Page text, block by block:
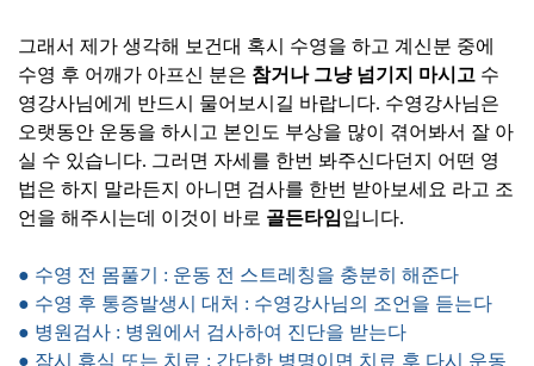
그래서 제가 생각해 보건대 혹시 수영을 하고 계신분 중에
수영 후 어깨가 아프신 분은 참거나 그냥 넘기지 마시고 수
영강사님에게 반드시 물어보시길 바랍니다. 수영강사님은
오랫동안 운동을 하시고 본인도 부상을 많이 겪어봐서 잘 아
실 수 있습니다. 그러면 자세를 한번 봐주신다던지 어떤 영
법은 하지 말라든지 아니면 검사를 한번 받아보세요 라고 조
언을 해주시는데 이것이 바로 골든타임입니다.
● 수영 전 몸풀기 : 운동 전 스트레칭을 충분히 해준다
● 수영 후 통증발생시 대처 : 수영강사님의 조언을 듣는다
● 병원검사 : 병원에서 검사하여 진단을 받는다
● 잠시 휴식 또는 치료 : 간단한 병명이면 치료 후 다시 운동